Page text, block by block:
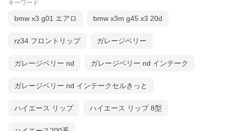
キーワード
bmw x3 g01 エアロ bmw x3m g45 x3 20d
rz34 フロントリップ ガレージベリー
ガレージベリー nd ガレージベリー nd インテーク
ガレージベリー nd インテークセルきっと
ハイエース リップ ハイエース リップ 8型